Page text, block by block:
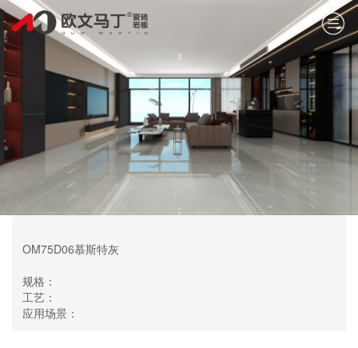
OM75D06慕斯特灰
规格：
工艺：
应用场景：